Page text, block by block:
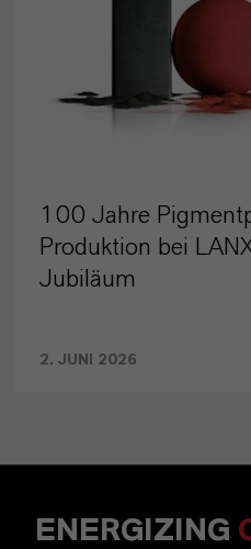
100 Jahre
Produktion bei
Jubiläum
2. JUNI 2026
ENERGIZING